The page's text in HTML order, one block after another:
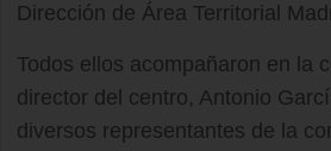
Dirección de Área Territorial
Todos ellos acompañaron en la
director del centro, Antonio
diversos representantes de la